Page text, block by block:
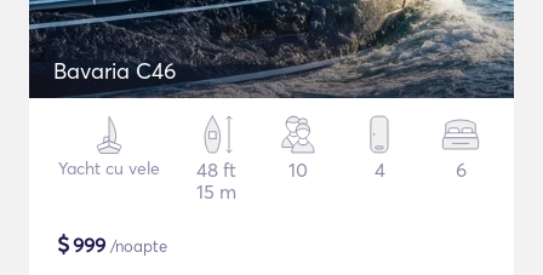
Bavaria C46
Yacht cu vele
48 ft
15 m
10 4 6
$999 /noapte